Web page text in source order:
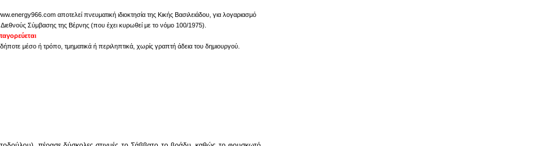
αποτελεί πνευματική ιδιοκτησία της Κικής Βασιλειάδου, για λογαριασμό
Σύμβασης της Βέρνης (που έχει κυρωθεί με το νόμο 100/1975).
μέσο ή τρόπο, τμηματικά ή περιληπτικά, χωρίς γραπτή άδεια του δημιουργού.